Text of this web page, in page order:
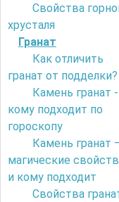
Свойства
хрусталя
Гранат
Как отличить
гранат от подделки?
Камень гранат -
кому подходит по
гороскопу
Камень гранат
магические
и кому подходит
Свойства